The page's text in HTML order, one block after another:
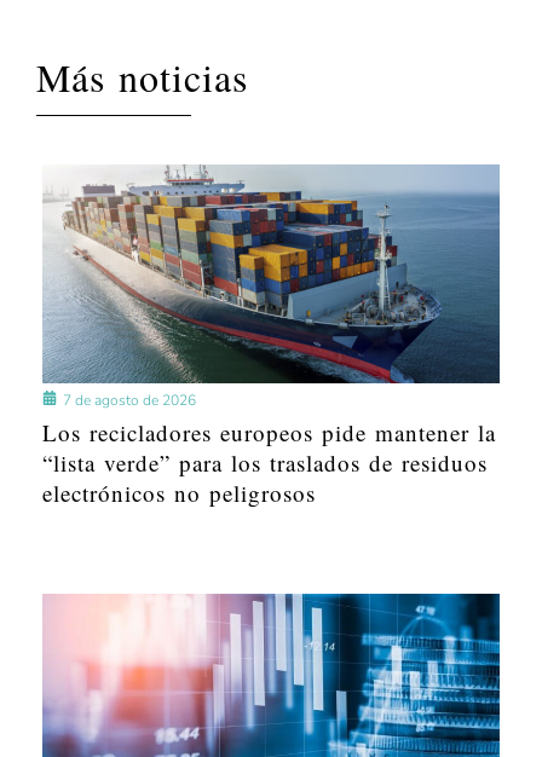
Más noticias
7 de agosto de 2026
Los recicladores europeos pide mantener la
“lista verde” para los traslados de residuos
electrónicos no peligrosos